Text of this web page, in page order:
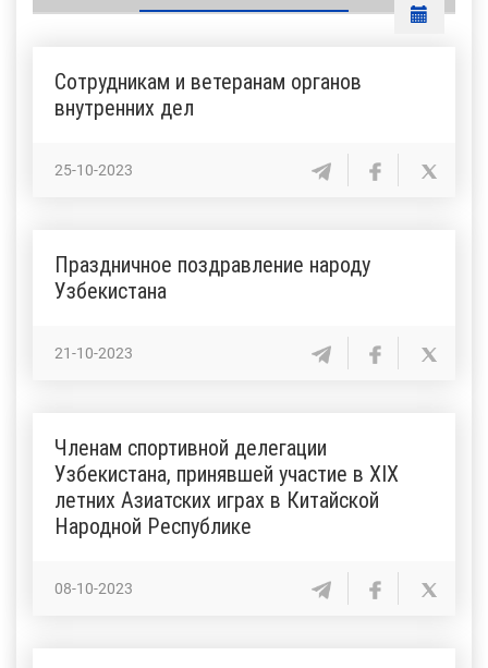
Сотрудникам и ветеранам органов
внутренних дел
25-10-2023
Праздничное поздравление народу
Узбекистана
21-10-2023
Членам спортивной делегации
Узбекистана, принявшей участие в XIХ
летних Азиатских играх в Китайской
Народной Республике
08-10-2023